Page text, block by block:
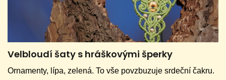
Velbloudí šaty s hráškovými šperky
Ornamenty, lípa, zelená. To vše povzbuzuje srdeční čakru.